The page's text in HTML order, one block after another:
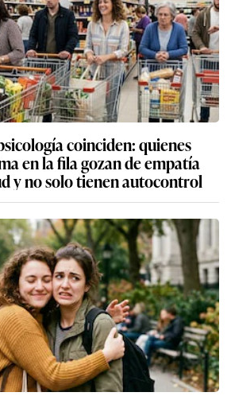
coinciden: quienes
en la fila gozan de empatía
y no solo tienen autocontrol